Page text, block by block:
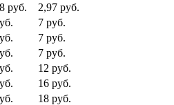
руб.
2,97 руб.
7 руб.
7 руб.
7 руб.
12 руб.
16 руб.
18 руб.